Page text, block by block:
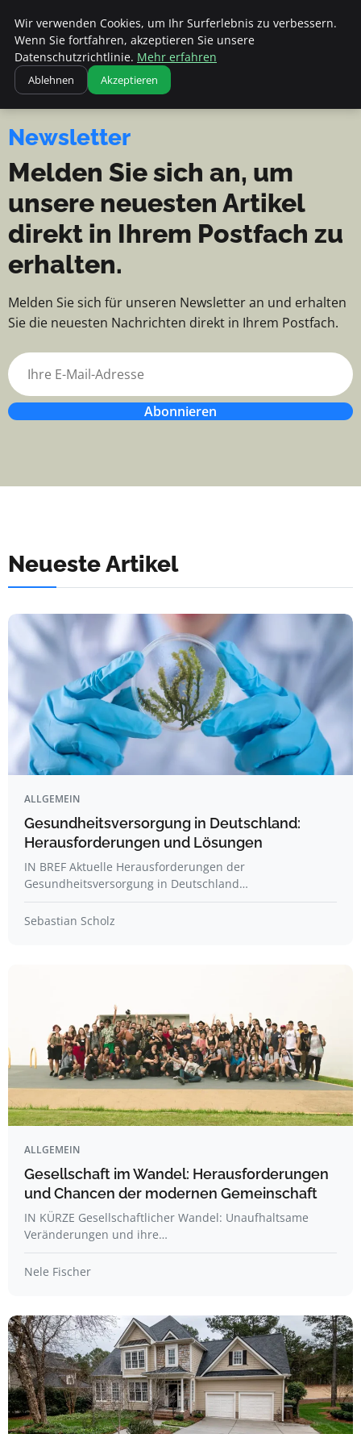
Apemania Shop - Nachrichten,
Apemania Shop
NACHRICHTEN, TIPPS UND
EINBLICKE
Newsletter
Melden Sie sich an, um
unsere neuesten Artikel
direkt in Ihrem Postfach zu
erhalten.
Melden Sie sich für unseren Newsletter an und erhalten
Sie die neuesten Nachrichten direkt in Ihrem Postfach.
Abonnieren
Neueste Artikel
ALLGEMEIN
Gesundheitsversorgung in Deutschland:
Herausforderungen und Lösungen
IN BREF Aktuelle Herausforderungen der
Gesundheitsversorgung in Deutschland…
Sebastian Scholz
ALLGEMEIN
Gesellschaft im Wandel: Herausforderungen
und Chancen der modernen Gemeinschaft
IN KÜRZE Gesellschaftlicher Wandel: Unaufhaltsame
Veränderungen und ihre…
Nele Fischer
Wir verwenden Cookies, um Ihr Surferlebnis zu verbessern.
Wenn Sie fortfahren, akzeptieren Sie unsere
Datenschutzrichtlinie. Mehr erfahren
Ablehnen Akzeptieren